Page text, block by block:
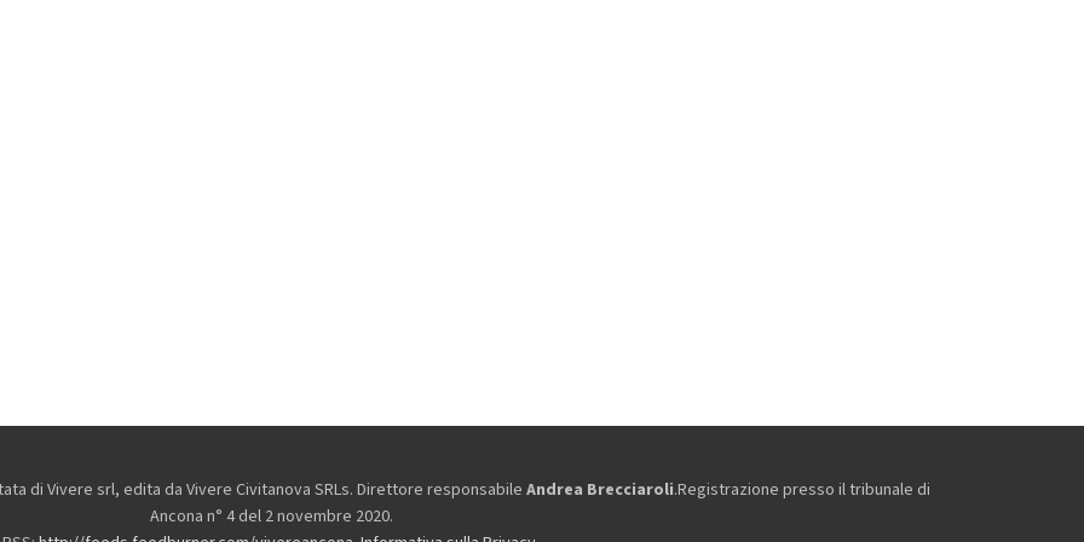
di Vivere srl, edita da Vivere Civitanova SRLs. Direttore responsabile Andrea Brecciaroli.Registrazione presso il tribunale di
Ancona n° 4 del 2 novembre 2020.